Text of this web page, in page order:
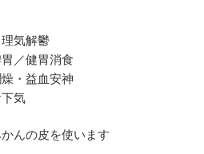
気解鬱
／健胃消食
・益血安神
気
んの皮を使います